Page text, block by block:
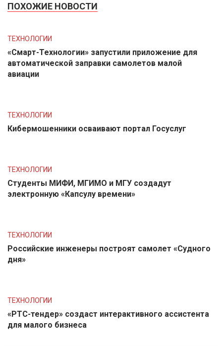
ПОХОЖИЕ НОВОСТИ
ТЕХНОЛОГИИ
«Смарт-Технологии» запустили приложение для
автоматической заправки самолетов малой
авиации
ТЕХНОЛОГИИ
Кибермошенники осваивают портал Госуслуг
ТЕХНОЛОГИИ
Студенты МИФИ, МГИМО и МГУ создадут
электронную «Капсулу времени»
ТЕХНОЛОГИИ
Российские инженеры построят самолет «Судного
дня»
ТЕХНОЛОГИИ
«РТС-тендер» создаст интерактивного ассистента
для малого бизнеса